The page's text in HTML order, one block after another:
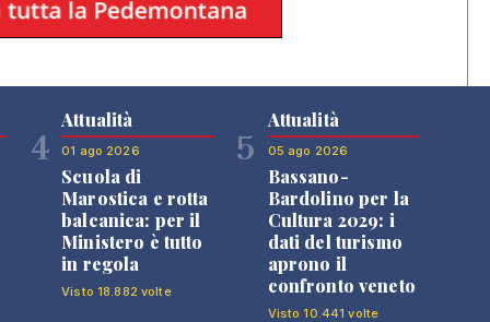
4
Attualità
01 ago 2026
Scuola di
Marostica e rotta
balcanica: per il
Ministero è tutto
in regola
Visto 18.882 volte
5
Attualità
05 ago 2026
Bassano-
Bardolino per la
Cultura 2029: i
dati del turismo
aprono il
confronto veneto
Visto 10.441 volte